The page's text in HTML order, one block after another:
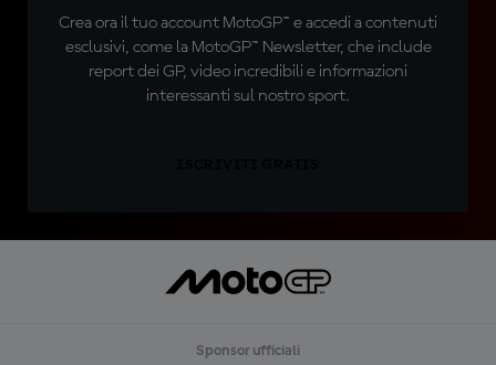
Crea ora il tuo account MotoGP™ e accedi a contenuti
esclusivi, come la MotoGP™ Newsletter, che include
report dei GP, video incredibili e informazioni
interessanti sul nostro sport.
Sponsor ufficiali